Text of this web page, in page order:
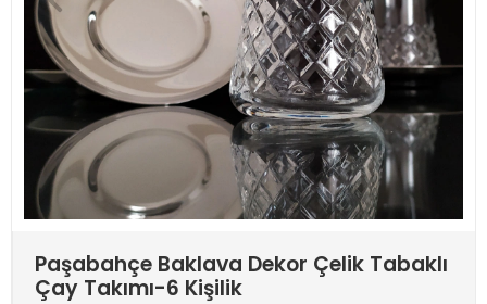
Paşabahçe Baklava Dekor Çelik Tabaklı
Çay Takımı-6 Kişilik